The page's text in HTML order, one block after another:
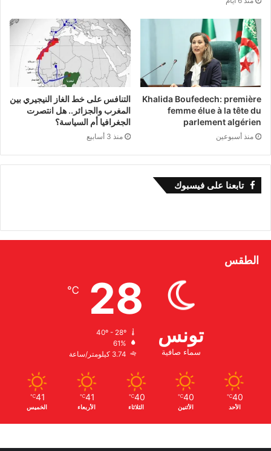
Khalida Boufedech: première
femme élue à la tête du
parlement algérien
منذ أسبوعين
التنافس على خط الغاز النيجيري بين
المغرب والجزائر.. هل انتصرت
الجغرافيا أم السياسة؟
منذ 3 أسابيع
تابعنا على فيسبوك
الطقس
تونس
سماء صافية
28
℃
61%
3.74 كيلومتر/ساعة
40
℃
الأحد
40
℃
الأثنين
40
℃
الثلاثاء
41
℃
الأربعاء
41
℃
الخميس